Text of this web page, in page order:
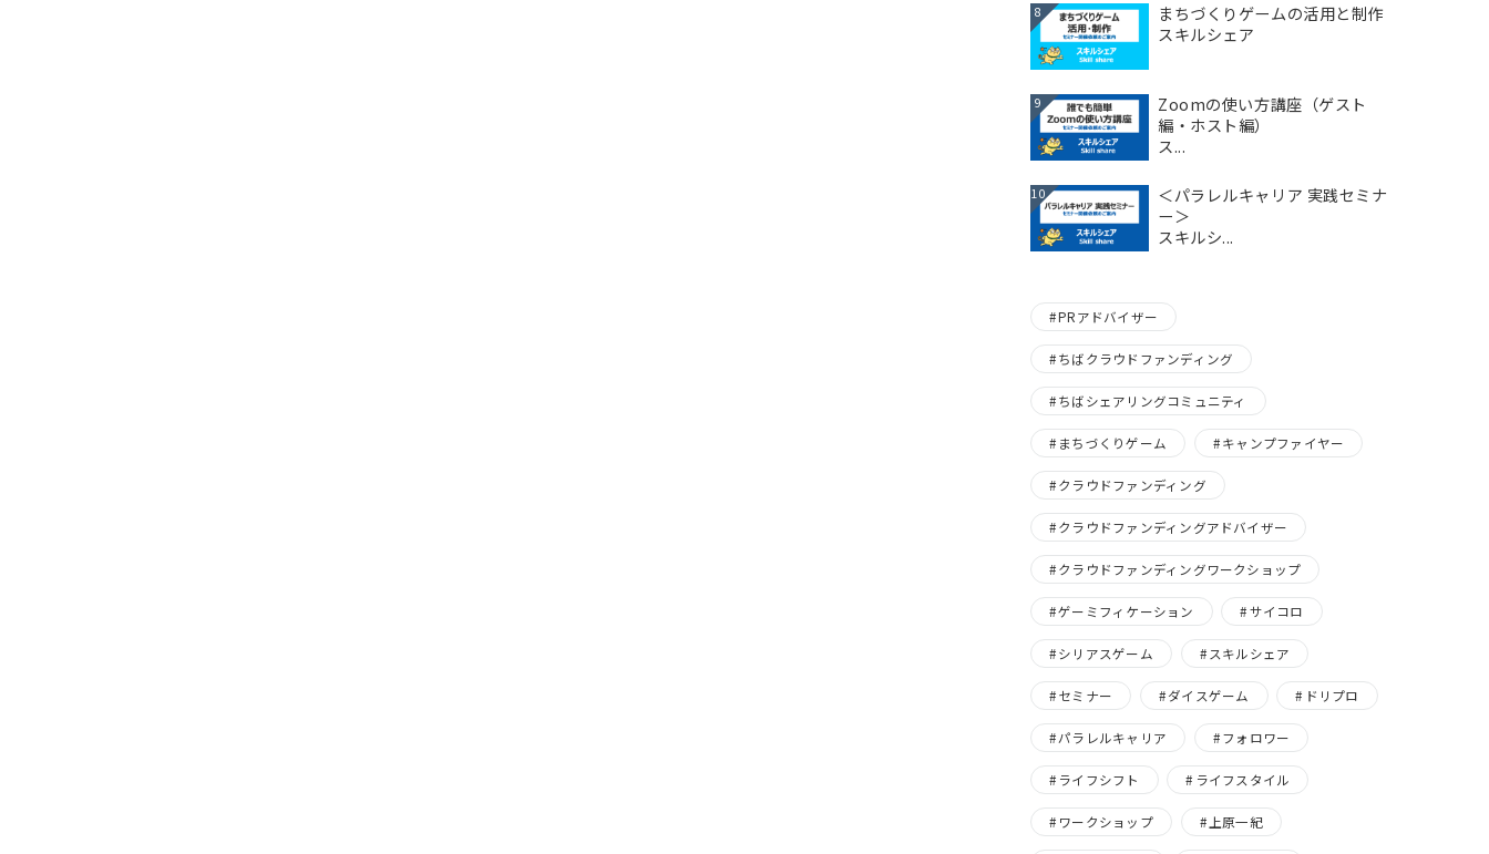
8
まちづくりゲームの活用と制作
スキルシェア
9
Zoomの使い方講座（ゲスト
編・ホスト編）
ス...
10
＜パラレルキャリア 実践セミナ
ー＞
スキルシ...
PRアドバイザー
ちばクラウドファンディング
ちばシェアリングコミュニティ
まちづくりゲーム キャンプファイヤー
クラウドファンディング
クラウドファンディングアドバイザー
クラウドファンディングワークショップ
ゲーミフィケーション サイコロ
シリアスゲーム スキルシェア
セミナー ダイスゲーム ドリプロ
パラレルキャリア フォロワー
ライフシフト ライフスタイル
ワークショップ 上原一紀